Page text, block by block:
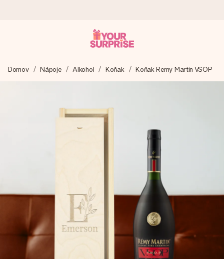
Váš dárek vytvoříme s láskou a bleskově odešleme –
abyste ho mohli darovat právě v tu správnou chvíli, kdy na
4,8 (na základě +15 000 recenzí)
Naše dárky inspirují. Zákazníci nás na Google Reviews
Přáníčko zdarma
Vytvořte něco jedinečného během několika kroků – s jejím
jménem, vaší fotografií nebo vzkazem, který doopravdy
zahřeje u srdce. Žádné zbytečné složitosti, jen spousta
lásky pro daný okamžik.
Domov Nápoje Alkohol Koňak Koňak Remy Martin VSOP